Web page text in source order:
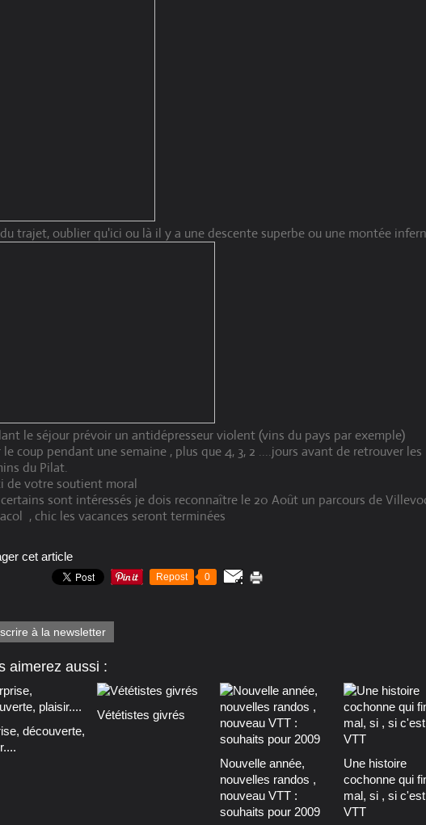
trajet, oublier qu'ici ou là il y a une descente superbe ou une montée
le séjour prévoir un antidépresseur violent (vins du pays par exemple)
le coup pendant une semaine , plus que 4, 3, 2 ....jours avant de retrouver les
du Pilat.
de votre soutient moral
sont intéressés je dois reconnaître le 20 Août un parcours de
, chic les vacances seront terminées
cet article
Repost 0
à la newsletter
aimerez aussi :
découverte,
Vététistes givrés
Nouvelle année,
nouvelles randos ,
nouveau VTT :
souhaits pour 2009
Une histoire
cochonne qui
mal, si , si
VTT